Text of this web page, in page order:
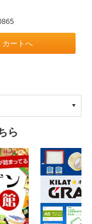
カートへ
ら